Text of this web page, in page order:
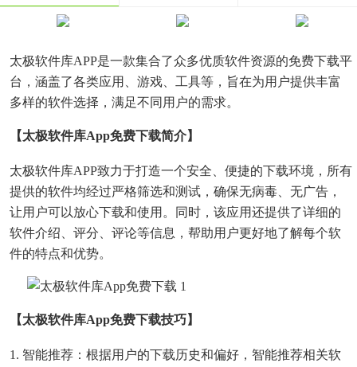
太极软件库APP是一款集合了众多优质软件资源的免费下载平
台，涵盖了各类应用、游戏、工具等，旨在为用户提供丰富
多样的软件选择，满足不同用户的需求。
【太极软件库app免费下载简介】
太极软件库APP致力于打造一个安全、便捷的下载环境，所有
提供的软件均经过严格筛选和测试，确保无病毒、无广告，
让用户可以放心下载和使用。同时，该应用还提供了详细的
软件介绍、评分、评论等信息，帮助用户更好地了解每个软
件的特点和优势。
【太极软件库app免费下载技巧】
1. 智能推荐：根据用户的下载历史和偏好，智能推荐相关软